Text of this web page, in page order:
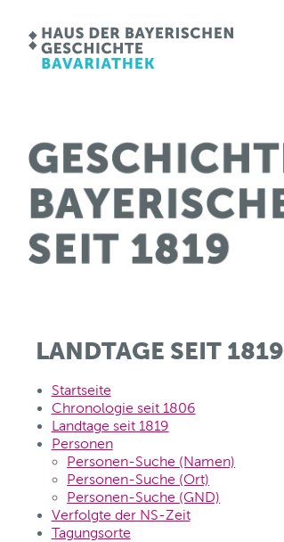
LANDTAGE SEIT 1819
Startseite
Chronologie seit 1806
Landtage seit 1819
Personen
Personen-Suche (Namen)
Personen-Suche (Ort)
Personen-Suche (GND)
Verfolgte der NS-Zeit
Tagungsorte